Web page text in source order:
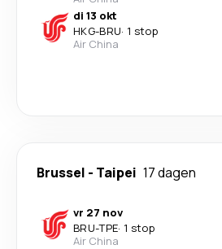
di 13 okt
HKG-BRU· 1 stop
Air China
Brussel - Taipei 17 dagen
vr 27 nov
BRU-TPE· 1 stop
Air China